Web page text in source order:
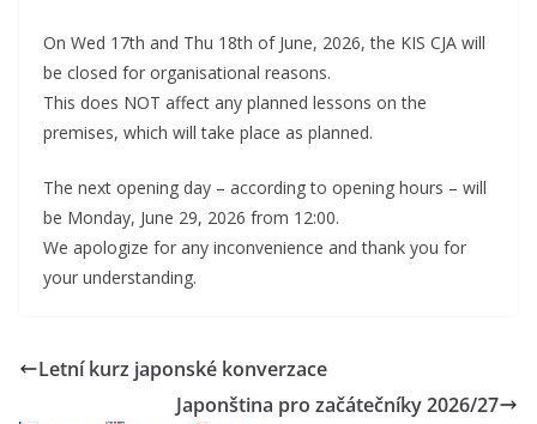
On Wed 17th and Thu 18th of June, 2026, the KIS CJA will
be closed for organisational reasons.
This does NOT affect any planned lessons on the
premises, which will take place as planned.
The next opening day – according to opening hours – will
be Monday, June 29, 2026 from 12:00.
We apologize for any inconvenience and thank you for
your understanding.
Letní kurz japonské konverzace
Japonština pro začátečníky 2026/27